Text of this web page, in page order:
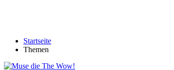
Startseite
Themen